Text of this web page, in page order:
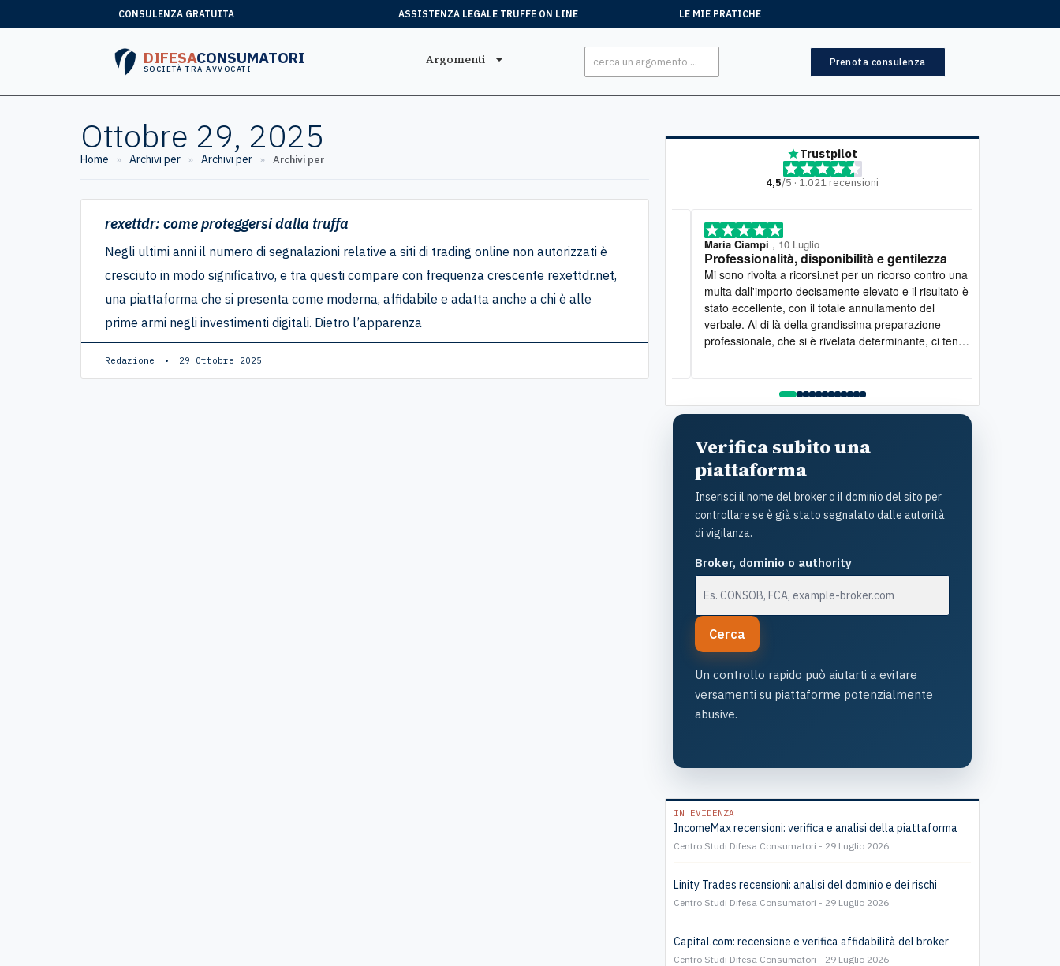
CONSULENZA GRATUITA ASSISTENZA LEGALE TRUFFE ON LINE LE MIE PRATICHE
DIFESACONSUMATORI
SOCIETÀ TRA AVVOCATI
Argomenti Prenota consulenza
Ottobre 29, 2025
Home » Archivi per » Archivi per » Archivi per
rexettdr: come proteggersi dalla truffa
Negli ultimi anni il numero di segnalazioni relative a siti di trading online non autorizzati è
cresciuto in modo significativo, e tra questi compare con frequenza crescente rexettdr.net,
una piattaforma che si presenta come moderna, affidabile e adatta anche a chi è alle
prime armi negli investimenti digitali. Dietro l’apparenza
Redazione 29 Ottobre 2025
Trustpilot
4,5/5 · 1.021 recensioni
Stefano , 15 Luglio
Tutto perfetto
Ero stato truffato. Mi sono rivolto all'associazione e
sono riuscito a ottenere soddisfazione
Maria Ciampi , 10 Luglio
Professionalità, disponibilità e gentilezza
Mi sono rivolta a ricorsi.net per un ricorso contro una
multa dall'importo decisamente elevato e il risultato è
stato eccellente, con il totale annullamento del
verbale. Al di là della grandissima preparazione
professionale, che si è rivelata determinante, ci tengo
Verifica subito una
piattaforma
Inserisci il nome del broker o il dominio del sito per
controllare se è già stato segnalato dalle autorità
di vigilanza.
Broker, dominio o authority
Cerca
Un controllo rapido può aiutarti a evitare
versamenti su piattaforme potenzialmente
abusive.
IN EVIDENZA
IncomeMax recensioni: verifica e analisi della piattaforma
Centro Studi Difesa Consumatori 29 Luglio 2026
Linity Trades recensioni: analisi del dominio e dei rischi
Centro Studi Difesa Consumatori 29 Luglio 2026
Capital.com: recensione e verifica affidabilità del broker
Centro Studi Difesa Consumatori 29 Luglio 2026